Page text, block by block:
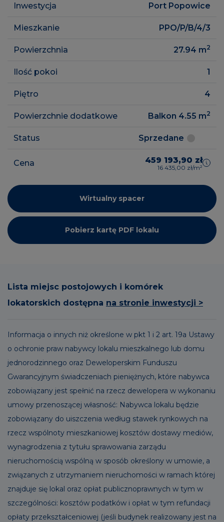
Inwestycja Port Popowice
Mieszkanie PPO/P/B/4/3
Powierzchnia 27.94 m2
Ilość pokoi 1
Piętro 4
Powierzchnie dodatkowe Balkon 4.55 m2
Status Sprzedane
Cena 459 193,90 zł
16 435,00 zł/m²
Wirtualny spacer
Pobierz kartę PDF lokalu
Lista miejsc postojowych i komórek
lokatorskich dostępna na stronie inwestycji >
Informacja o innych niż określone w pkt 1 i 2 art. 19a Ustawy
o ochronie praw nabywcy lokalu mieszkalnego lub domu
jednorodzinnego oraz Deweloperskim Funduszu
Gwarancyjnym świadczeniach pieniężnych, które nabywca
zobowiązany jest spełnić na rzecz dewelopera w wykonaniu
umowy przenoszącej własność: Nabywca lokalu będzie
zobowiązany do uiszczenia według stawek rynkowych na
rzecz wspólnoty mieszkaniowej kosztów dostawy mediów,
wynagrodzenia z tytułu sprawowania zarządu
nieruchomością wspólną w sposób określony w umowie, a
związanych z utrzymaniem nieruchomości w ramach której
znajduje się lokal oraz opłat publicznoprawnych w tym w
szczególności: kosztów podatków i opłat w tym refundacji
opłaty przekształceniowej (jeśli budynek realizowany jest na